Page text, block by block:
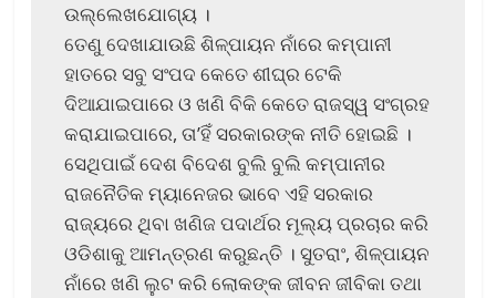
ଉଲ୍ଲେଖଯୋଗ୍ୟ ।
ତେଣୁ ଦେଖାଯାଉଛି ଶିଳ୍ପାୟନ ନାଁରେ କମ୍ପାନୀ
ହାତରେ ସବୁ ସଂପଦ କେତେ ଶୀଘ୍ର ଟେକି
ଦିଆଯାଇପାରେ ଓ ଖଣି ବିକି କେତେ ରାଜସ୍ୱ ସଂଗ୍ରହ
କରାଯାଇପାରେ, ତା’ହିଁ ସରକାରଙ୍କ ନୀତି ହୋଇଛି ।
ସେଥିପାଇଁ ଦେଶ ବିଦେଶ ବୁଲି ବୁଲି କମ୍ପାନୀର
ରାଜନୈତିକ ମ୍ୟାନେଜର ଭାବେ ଏହି ସରକାର
ରାଜ୍ୟରେ ଥିବା ଖଣିଜ ପଦାର୍ଥର ମୂଲ୍ୟ ପ୍ରଚାର କରି
ଓଡିଶାକୁ ଆମନ୍ତ୍ରଣ କରୁଛନ୍ତି । ସୁତରାଂ, ଶିଳ୍ପାୟନ
ନାଁରେ ଖଣି ଲୁଟ କରି ଲୋକଙ୍କ ଜୀବନ ଜୀବିକା ତଥା